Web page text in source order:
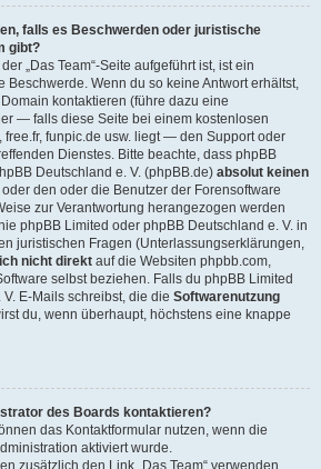
falls es Beschwerden oder juristische
gibt?
„Das Team“-Seite aufgeführt ist, ist ein
Beschwerde. Wenn du so keine Antwort erhältst,
kontaktieren (führe dazu eine
— falls diese Seite bei einem kostenlosen
free.fr, funpic.de usw. liegt — den Support oder
Dienstes. Bitte beachte, dass phpBB
Deutschland e. V. (phpBB.de) absolut keinen
den oder die Benutzer der Forensoftware
zur Verantwortung herangezogen werden
phpBB Limited oder phpBB Deutschland e. V. in
juristischen Fragen (Unterlassungserklärungen,
nicht direkt auf die Websiten phpbb.com,
selbst beziehen. Falls du phpBB Limited
E-Mails schreibst, die die Softwarenutzung
du, wenn überhaupt, höchstens eine knappe
des Boards kontaktieren?
das Kontaktformular nutzen, wenn die
aktiviert wurde.
zusätzlich den Link „Das Team“ verwenden.